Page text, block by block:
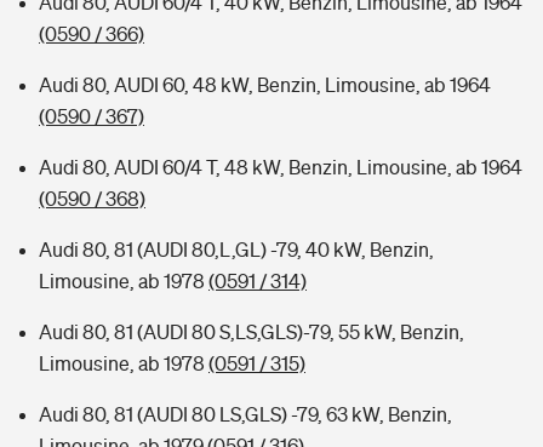
(0590 / 366)
Audi 80, AUDI 60, 48 kW, Benzin, Limousine, ab 1964
(0590 / 367)
Audi 80, AUDI 60/4 T, 48 kW, Benzin, Limousine, ab 1964
(0590 / 368)
Audi 80, 81 (AUDI 80,L,GL) -79, 40 kW, Benzin,
Limousine, ab 1978 (0591 / 314)
Audi 80, 81 (AUDI 80 S,LS,GLS)-79, 55 kW, Benzin,
Limousine, ab 1978 (0591 / 315)
Audi 80, 81 (AUDI 80 LS,GLS) -79, 63 kW, Benzin,